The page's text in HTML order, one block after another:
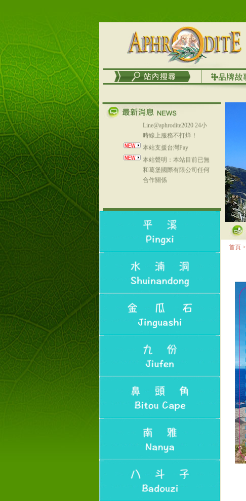
在外租屋者、居住處無管
理員、不方便在工作地點
取件者，歡迎多多使用
【郵局i郵箱】的服務喔～
【i郵箱】設立的地點，請
成功加入
Line@aphrodite2020 24小
時線上服務不打烊！
本站支援台灣Pay
本站聲明：本站目前已無
和葛堡國際有限公司任何
合作關係
本站支援支付宝
首頁 >